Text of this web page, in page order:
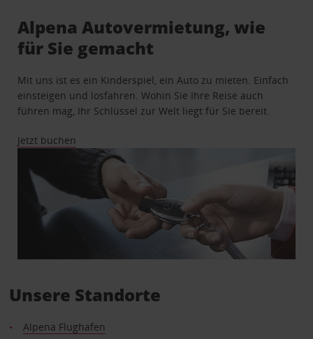
Alpena Autovermietung, wie
für Sie gemacht
Mit uns ist es ein Kinderspiel, ein Auto zu mieten. Einfach
einsteigen und losfahren. Wohin Sie Ihre Reise auch
führen mag, Ihr Schlüssel zur Welt liegt für Sie bereit.
Jetzt buchen
Unsere Standorte
Alpena Flughafen